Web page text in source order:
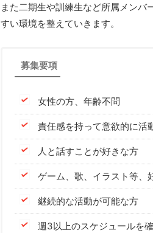
また二期生や訓練生など所属メン
すい環境を整えていきます。
募集要項
女性の方、年齢不問
責任感を持って意欲的に活
人と話すことが好きな方
ゲーム、歌、イラスト等、
継続的な活動が可能な方
週3以上のスケジュールを